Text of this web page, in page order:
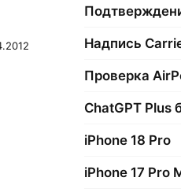
Надпись
Проверка
ChatGPT Plus
iPhone 18 Pro
iPhone 17 Pro